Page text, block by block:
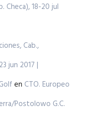
Checa), 18-20 jul
Cab.,
jun 2017 |
en CTO. Europeo
Postolowo G.C.